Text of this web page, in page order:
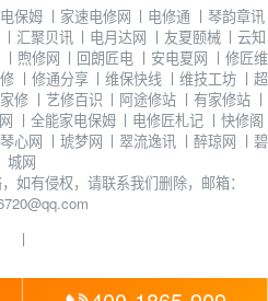
保姆 丨 家速电修网 丨 电修通 丨琴韵章讯
丨 汇聚贝讯 丨 电月达网 丨 友夏颐械 丨云知
丨 煦修网 丨 回朗匠电 丨 安电夏网 丨 修匠维
丨 修通分享 丨维保快线 丨维技工坊 丨 超
修 丨 艺修百识 丨 阿途修站 丨 有家修站 丨
丨 全能家电保姆 丨 电修匠札记 丨 快修阁
琴心网 丨 琥梦网 丨翠流逸讯 丨醉琼网 丨 碧
城网
如有侵权，请联系我们删除，邮箱：
丨